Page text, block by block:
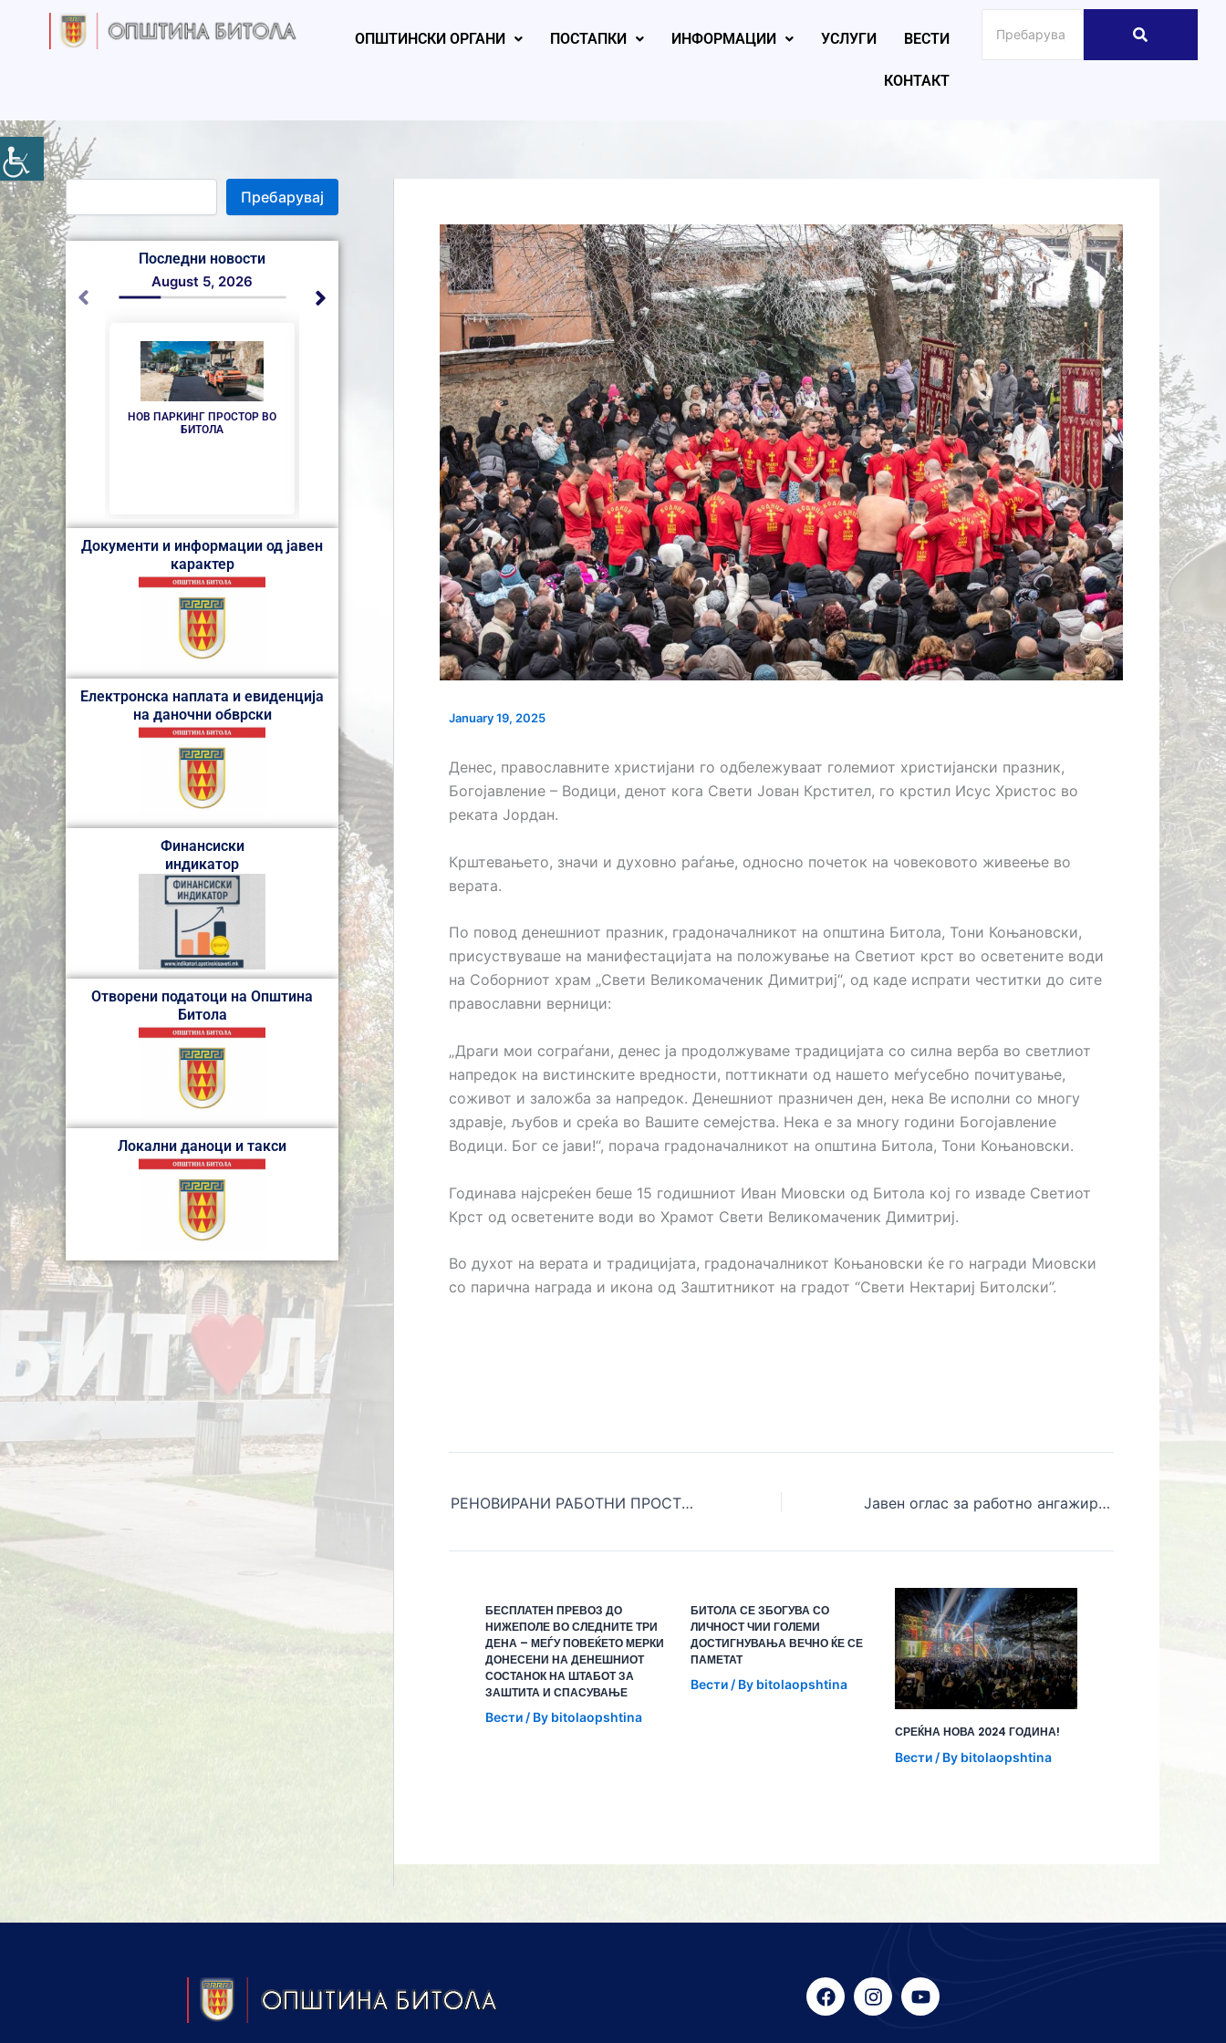
ОПШТИНСКИ ОРГАНИ ПОСТАПКИ ИНФОРМАЦИИ УСЛУГИ ВЕСТИ
КОНТАКТ
e
a
Пребарувај
Последни новости
НОВ ПАРКИНГ ПРОСТОР ВО
БИТОЛА
August 5, 2026
ИНТЕРВЈУ СО КАНДИДАТИ
ЗА НАДЗОРЕН ОДБОР КОИ
ПРОДОЛЖУВААТ ВО ВТОРА
ФАЗА ЈКП ВОДОВОД
August 4, 2026
ИНТЕРВЈУ ЗА НАДЗОРЕН
ОДБОР НА КАНДИДАТИ КОИ
ПРОДОЛЖУВААТ ВО ВТОРА
ФАЗА КЈП НИСКОГРАДБА
August 4, 2026
ИНТЕРВЈУ ЗА НАДЗОРЕН
ОДБОР НА КАНДИДАТИ КОИ
ПРОДОЛЖУВААТ ВО ВТОРА
ФАЗА ЈП ЗА УРБАНИСТИЧКО
ПЛАНИРАЊЕ,ПРОЕКТИРАЊЕ
И ИНЖИНЕРИНГ
August 4, 2026
Документи и информации од јавен
карактер
Електронска наплата и евиденција
на даночни обврски
Финансиски
индикатор
Отворени податоци на Општина
Битола
Локални даноци и такси
January 19, 2025
Денес, православните христијани го одбележуваат големиот христијански празник,
Богојавление – Водици, денот кога Свети Јован Крстител, го крстил Исус Христос во
реката Јордан.
Крштевањето, значи и духовно раѓање, односно почеток на човековото живеење во
верата.
По повод денешниот празник, градоначалникот на општина Битола, Тони Коњановски,
присуствуваше на манифестацијата на положување на Светиот крст во осветените води
на Соборниот храм „Свети Великомаченик Димитриј“, од каде испрати честитки до сите
православни верници:
„Драги мои сограѓани, денес ја продолжуваме традицијата со силна верба во светлиот
напредок на вистинските вредности, поттикнати од нашето меѓусебно почитување,
соживот и заложба за напредок. Денешниот празничен ден, нека Ве исполни со многу
здравје, љубов и среќа во Вашите семејства. Нека е за многу години Богојавление
Водици. Бог се јави!“, порача градоначалникот на општина Битола, Тони Коњановски.
Годинава најсреќен беше 15 годишниот Иван Миовски од Битола кој го изваде Светиот
Крст од осветените води во Храмот Свети Великомаченик Димитриј.
Во духот на верата и традицијата, градоначалникот Коњановски ќе го награди Миовски
со парична награда и икона од Заштитникот на градот “Свети Нектариј Битолски”.
РЕНОВИРАНИ РАБОТНИ ПРОСТОРИИ И КАБИНЕТИ, НАБАВЕНИ НАГЛЕДНИ СРЕДСТВА, КОМПЈУТЕРСКА ОПРЕМА И УЧИЛИШЕН ИНВЕНТАР ВО СРЕДНОТО ЗЕМЈОДЕЛСКО УЧИЛИШТЕ „КУЗМАН ШАПКАРЕВ“ Јавен оглас за работно ангажирање на 18 невработени лица со средно образование кои ќе вршат доставување на решенија и покани за данок на имот до граѓаните
БЕСПЛАТЕН ПРЕВОЗ ДО
НИЖЕПОЛЕ ВО СЛЕДНИТЕ ТРИ
ДЕНА – МЕЃУ ПОВЕЌЕТО МЕРКИ
ДОНЕСЕНИ НА ДЕНЕШНИОТ
СОСТАНОК НА ШТАБОТ ЗА
ЗАШТИТА И СПАСУВАЊЕ
Вести/ By bitolaopshtina
БИТОЛА СЕ ЗБОГУВА СО
ЛИЧНОСТ ЧИИ ГОЛЕМИ
ДОСТИГНУВАЊА ВЕЧНО ЌЕ СЕ
ПАМЕТАТ
Вести/ By bitolaopshtina
СРЕЌНА НОВА 2024 ГОДИНА!
Вести / By bitolaopshtina
F
a
I
n
Y
o